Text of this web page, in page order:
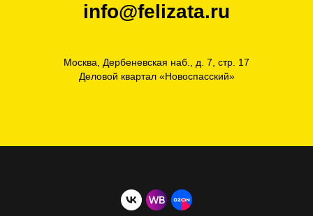
info@felizata.ru
Москва, Дербеневская наб., д. 7, стр. 17
Деловой квартал «Новоспасский»